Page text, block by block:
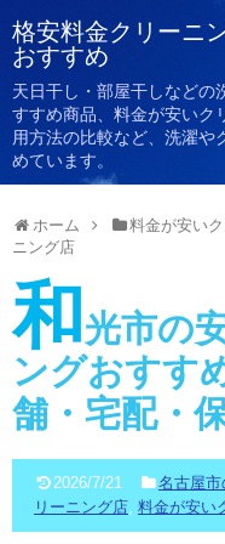
格安料金クリーニ
おすすめ
天日干し・部屋干しなどの
すすめ商品、料金が安いク
用方法の比較など、洗濯や
めています。
ホーム 料金が安い
ニング店
和 光市の
ングおすす
舗・宅配・
2026/7/21 名古屋
リーニング店, 料金が安い